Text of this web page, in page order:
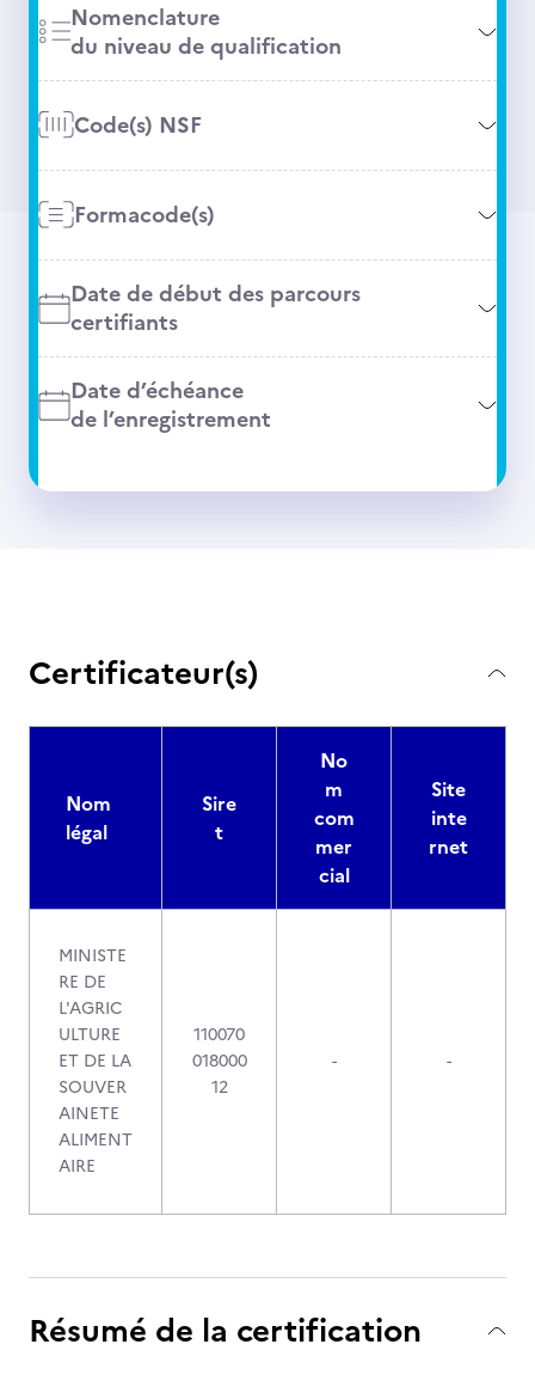
Nomenclature
du niveau de qualification
Code(s) NSF
Formacode(s)
Date de début des parcours
certifiants
Date d’échéance
de l’enregistrement
Certificateur(s)
Nom
légal
Sire
t
No
m
com
mer
cial
Site
inte
rnet
MINISTE
RE DE
L'AGRIC
ULTURE
ET DE LA
SOUVER
AINETE
ALIMENT
AIRE
110070
018000
12
- -
Résumé de la certification